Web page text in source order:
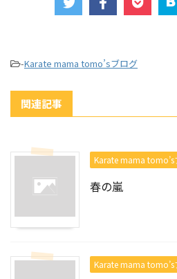
-Karate mama tomo’sブログ
関連記事
Karate mama tomo’s
春の嵐
Karate mama tomo’s